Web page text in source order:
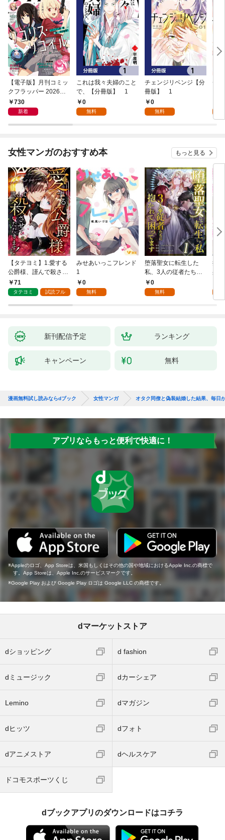
【電子版】月刊コミッ
クフラッパー 2026年9
月号730
新着
これは我々夫婦のこと
で、【分冊版】 1
0
無料
チェンジリベンジ【分
冊版】 1
0
無料
チ
女性マンガのおすすめ本 もっと見る
【タテヨミ】1.愛する
公爵様、謹んで殺させ
ていただきます！
71
タテヨミ 試読フル
みせあいっこフレンド
1
0
無料
堕落聖女に転生した
私、3人の従者たちに
抱かれて困ってます 第
1話
0
無料
授
身
新刊配信予定 ランキング
キャンペーン 無料
漫画無料試し読みならdブック 女性マンガ オタク同僚と偽装結婚した結果、毎日
アプリならもっと便利で快適に！
Appleのロゴ、App Storeは、米国もしくはその他の国や地域におけるApple Inc.の商標で
す。App Storeは、Apple Inc.のサービスマークです。
Google Play および Google Play ロゴは Google LLC の商標です。
dマーケットストア
dショッピング d fashion
dミュージック dカーシェア
Lemino dマガジン
dヒッツ dフォト
dアニメストア dヘルスケア
ドコモスポーツくじ
dブックアプリのダウンロードはコチラ